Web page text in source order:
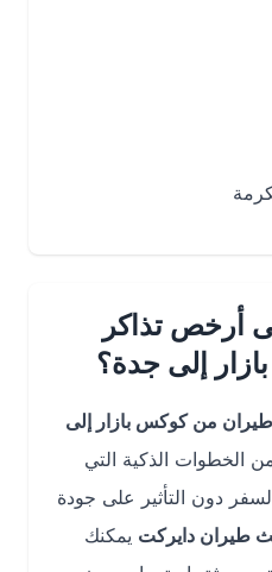
تذاكر
إلى جدة؟
كوكس بازار إلى
الذكية التي
التأثير على جودة
دايركتيمكنك